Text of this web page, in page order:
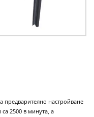
предварително настройване
2500 в минута, а